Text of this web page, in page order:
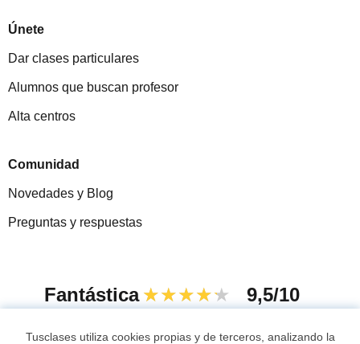
Únete
Dar clases particulares
Alumnos que buscan profesor
Alta centros
Comunidad
Novedades y Blog
Preguntas y respuestas
Fantástica ★★★★★ 9,5/10
Tusclases utiliza cookies propias y de terceros, analizando la